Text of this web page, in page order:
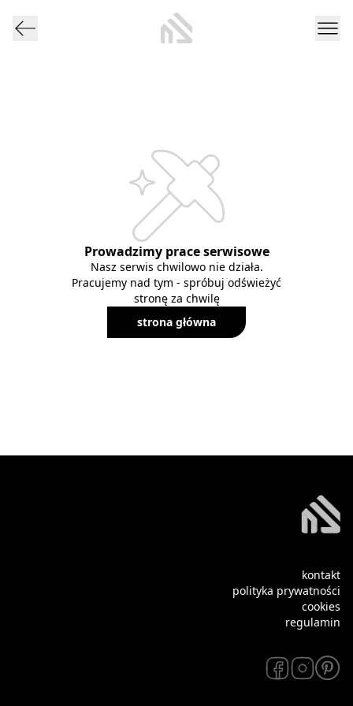
Prowadzimy prace serwisowe
Nasz serwis chwilowo nie działa.
Pracujemy nad tym - spróbuj odświeżyć
stronę za chwilę
strona główna
kontakt
polityka prywatności
cookies
regulamin